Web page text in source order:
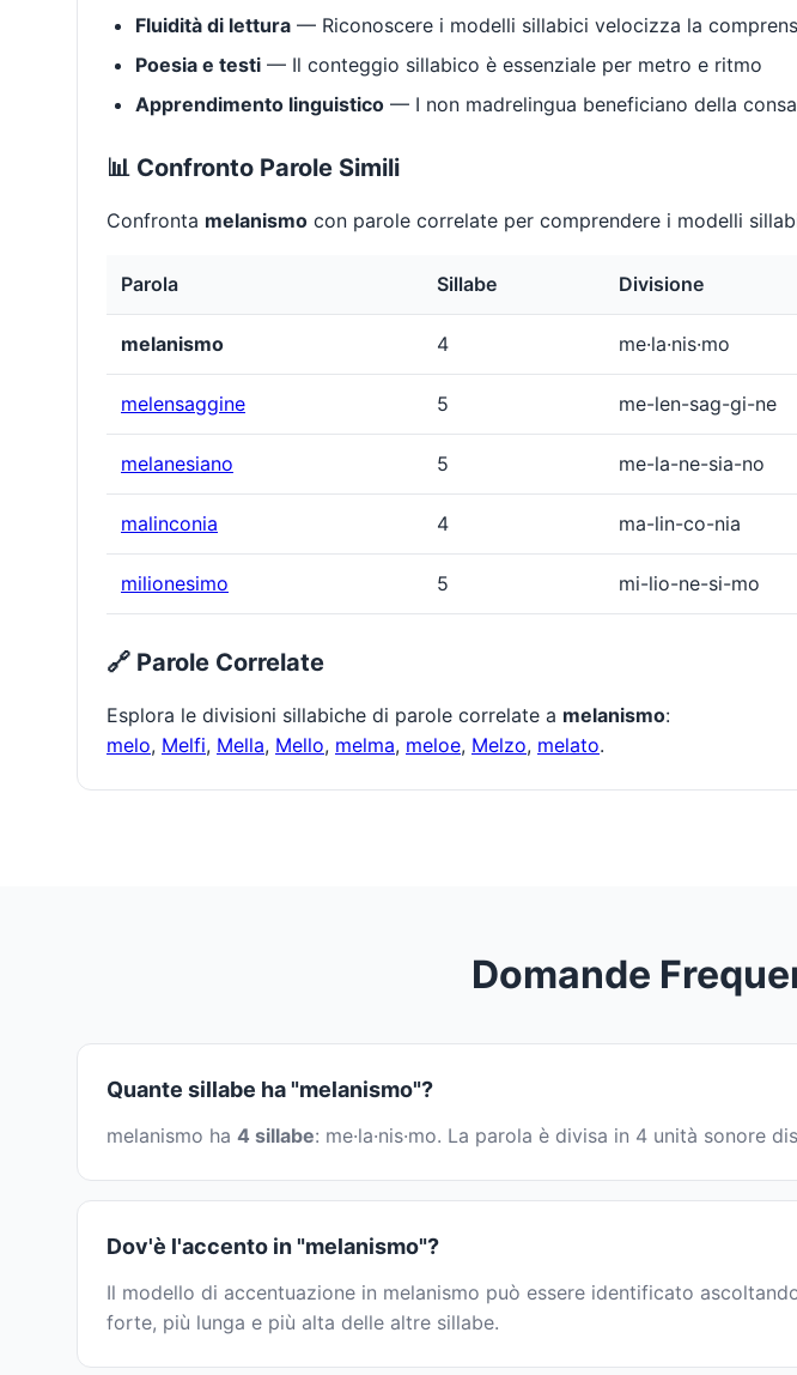
Fluidità di lettura — Riconoscere i modelli sillabici velocizza la
Poesia e testi — Il conteggio sillabico è essenziale per metro e ritmo
Apprendimento linguistico — I non madrelingua beneficiano della
📊 Confronto Parole Simili
Confronta melanismo con parole correlate per comprendere i modelli
Parola Sillabe Divisione
melanismo 4 me·la·nis·mo
melensaggine 5 me-len-sag-gi-ne
melanesiano 5 me-la-ne-sia-no
malinconia 4 ma-lin-co-nia
milionesimo 5 mi-lio-ne-si-mo
🔗 Parole Correlate
Esplora le divisioni sillabiche di parole correlate a melanismo:
melo, Melfi, Mella, Mello, melma, meloe, Melzo, melato.
Domande
Quante sillabe ha "melanismo"?
melanismo ha 4 sillabe: me·la·nis·mo. La parola è divisa in 4 unità sonore
Dov'è l'accento in "melanismo"?
Il modello di accentuazione in melanismo può essere identificato
forte, più lunga e più alta delle altre sillabe.